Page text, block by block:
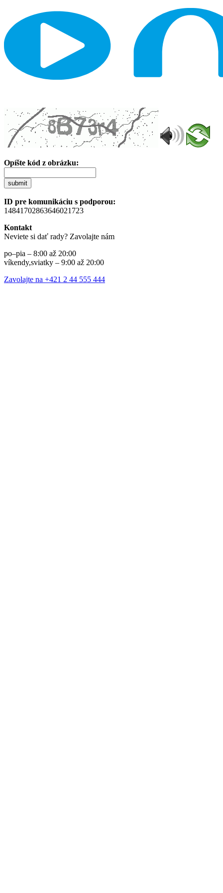
Opíšte kód z obrázku:
submit
ID pre komunikáciu s podporou:
14841702863646021723
Kontakt
Neviete si dať rady? Zavolajte nám
po–pia – 8:00 až 20:00
víkendy,sviatky – 9:00 až 20:00
Zavolajte na +421 2 44 555 444